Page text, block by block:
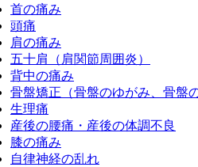
首の痛み
頭痛
肩の痛み
五十肩（肩関節周囲炎）
背中の痛み
骨盤矯正（骨盤のゆがみ、骨盤
生理痛
産後の腰痛・産後の体調不良
膝の痛み
自律神経の乱れ